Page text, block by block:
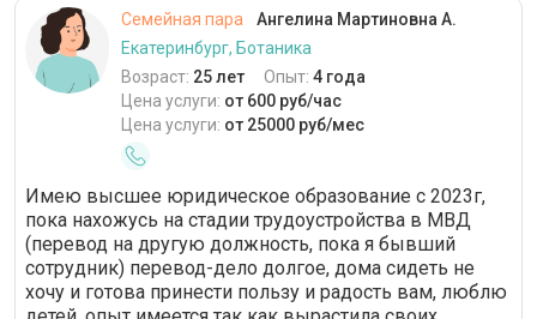
Семейная пара
Ангелина Мартиновна А.
Екатеринбург, Ботаника
Возраст: 25 лет Опыт: 4 года
Цена услуги: от 600 руб/час
Цена услуги: от 25000 руб/мес
Имею высшее юридическое образование с 2023г,
пока нахожусь на стадии трудоустройства в МВД
(перевод на другую должность, пока я бывший
сотрудник) перевод-дело долгое, дома сидеть не
хочу и готова принести пользу и радость вам, люблю